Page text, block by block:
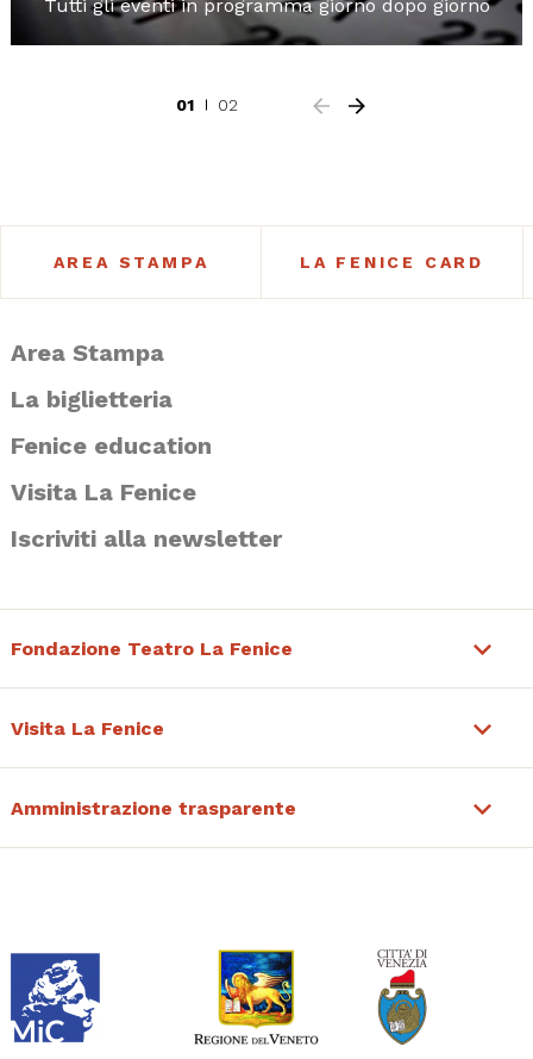
Tutti gli eventi in programma giorno dopo giorno
01 02
AREA STAMPA LA FENICE CARD
Area Stampa
La biglietteria
Fenice education
Visita La Fenice
Iscriviti alla newsletter
Fondazione Teatro La Fenice
Visita La Fenice
Amministrazione trasparente